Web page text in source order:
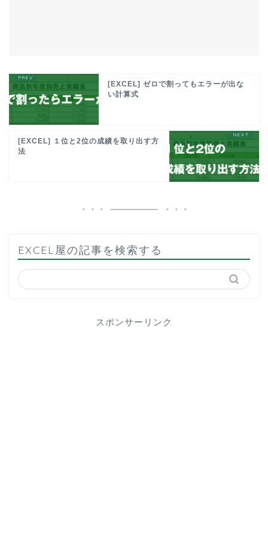
[EXCEL] ゼロで割ってもエラーが出な
い計算式
[EXCEL] １位と2位の成績を取り出す方
法
EXCEL屋の記事を検索する
スポンサーリンク